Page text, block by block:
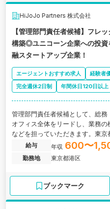
HiJoJo Partners 株式会社
【管理部門責任者候補】フレ
構築◎ユニコーン企業への投
融スタートアップ企業！
エージェントおすすめ求人 経験者
完全週休2日制
年間休日120日以上
管理部門責任者候補として、総
オフィス全体をリードし、業務
などを担っていただきます。東
トアップ投資に強い金融スタート
給与 年収 600〜
勤務地
東京都港区
ブックマーク